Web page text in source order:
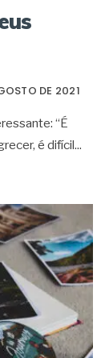
DE 2021
“É
é difícil...